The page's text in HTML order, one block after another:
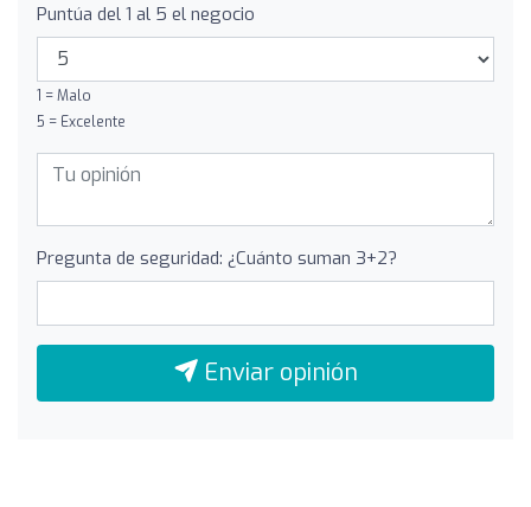
Puntúa del 1 al 5 el negocio
1 = Malo
5 = Excelente
Pregunta de seguridad: ¿Cuánto suman 3+2?
Enviar opinión